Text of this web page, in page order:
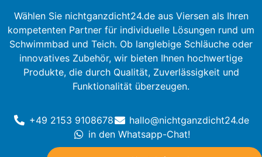
Wählen Sie nichtganzdicht24.de aus Viersen als Ihren
kompetenten Partner für individuelle Lösungen rund um
Schwimmbad und Teich. Ob langlebige Schläuche oder
innovatives Zubehör, wir bieten Ihnen hochwertige
Produkte, die durch Qualität, Zuverlässigkeit und
Funktionalität überzeugen.
+49 2153 9108678
hallo@nichtganzdicht24.de
in den Whatsapp-Chat!